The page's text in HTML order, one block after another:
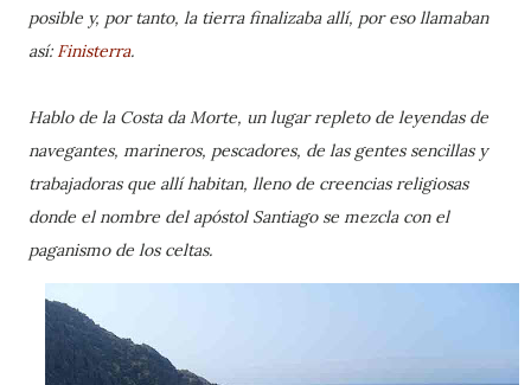
posible y, por tanto, la tierra finalizaba allí, por eso llamaban
así: Finisterra.
Hablo de la Costa da Morte, un lugar repleto de leyendas de
navegantes, marineros, pescadores, de las gentes sencillas y
trabajadoras que allí habitan, lleno de creencias religiosas
donde el nombre del apóstol Santiago se mezcla con el
paganismo de los celtas.